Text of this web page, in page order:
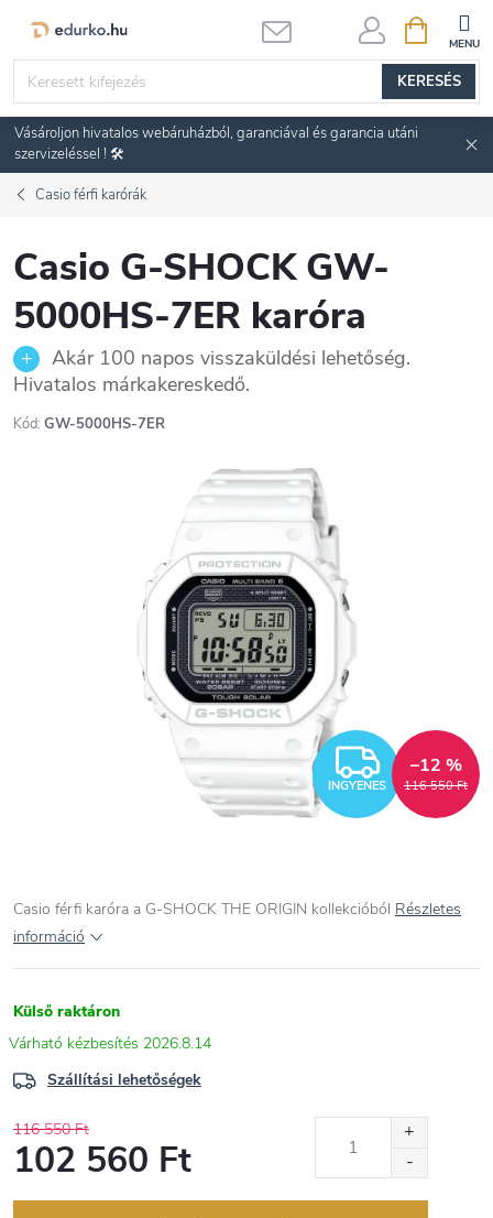
KERESÉS
KOSÁR
Vásároljon hivatalos webáruházból, garanciával és garancia utáni
szervizeléssel ! 🛠️
Casio férfi karórák
Casio G-SHOCK GW-
5000HS-7ER karóra
Akár 100 napos visszaküldési lehetőség.
Hivatalos márkakereskedő.
Kód: GW-5000HS-7ER
INGYENES 116 550 Ft
–12 %
Casio férfi karóra a G-SHOCK THE ORIGIN kollekcióból Részletes
információ
Külső raktáron
2026.8.14
Szállítási lehetőségek
116 550 Ft
102 560 Ft